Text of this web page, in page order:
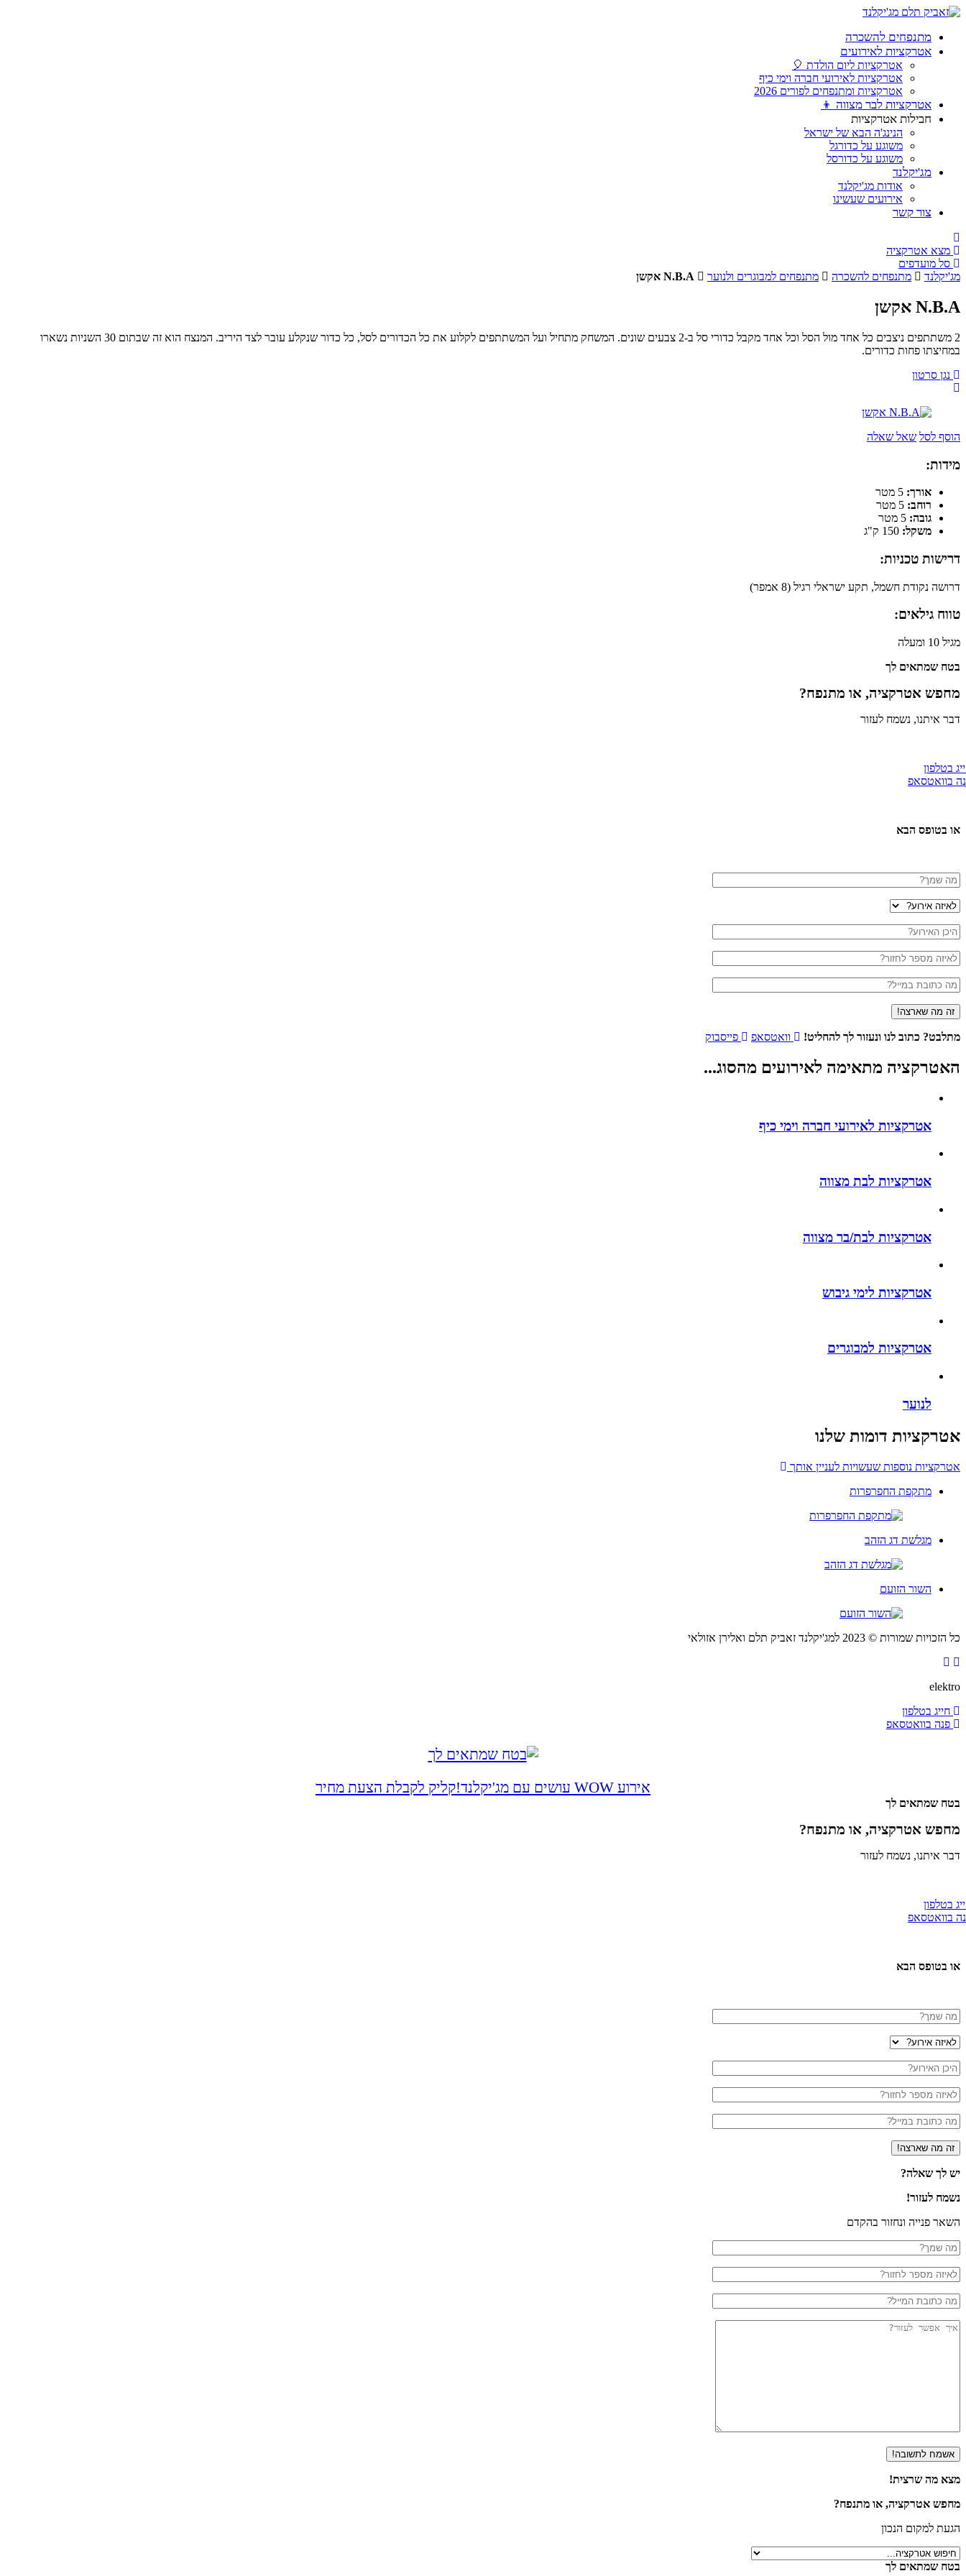
מתנפחים להשכרה
אטרקציות לאירועים
אטרקציות ליום הולדת 🎈
אטרקציות לאירועי חברה וימי כיף
אטרקציות ומתנפחים לפורים 2026
אטרקציות לבר מצווה 👦
חבילות אטרקציות
הנינג'ה הבא של ישראל
משוגע על כדורגל
משוגע על כדורסל
מג'יקלנד
אודות מג'יקלנד
אירועים שעשינו
צור קשר
מצא אטרקציה
סל מועדפים
מג'יקלנד
מתנפחים להשכרה מתנפחים למבוגרים ולנוער N.B.A אקשן
N.B.A אקשן
2 משתתפים ניצבים כל אחד מול הסל וכל אחד מקבל כדורי סל ב-2 צבעים שונים. המשחק מתחיל ועל המשתתפים לקלוע את כל הכדורים לסל, כל כדור שנקלע עובר לצד היריב. המנצח הוא זה שבתום 30 השניות נשארו
במחיצתו פחות כדורים.
נגן סרטון
הוסף לסל שאל שאלה
מידות:
אורך:
רוחב:
גובה:
משקל:
דרישות טכניות:
דרושה נקודת חשמל, תקע ישראלי רגיל (8 אמפר)
טווח גילאים:
מגיל 10 ומעלה
בטח שמתאים לך
מחפש אטרקציה, או מתנפח?
דבר איתנו, נשמח לעזור
בטלפון
בוואטסאפ
או בטופס הבא
מתלבט? כתוב לנו ונעזור לך להחליט! וואטסאפ פייסבוק
האטרקציה מתאימה לאירועים מהסוג...
אטרקציות לאירועי חברה וימי כיף
אטרקציות לבת מצווה
אטרקציות לבת/בר מצווה
אטרקציות לימי גיבוש
אטרקציות למבוגרים
לנוער
אטרקציות דומות שלנו
אטרקציות נוספות שעשויות לעניין אותך
מתקפת החפרפרות
מגלשת דג הזהב
השור הזועם
כל הזכויות שמורות © 2023 למג'יקלנד זאביק תלם ואלירן אזולאי
elektro
חייג בטלפון
פנה בוואטסאפ
אירוע WOW עושים עם מג'יקלנד! קליק לקבלת הצעת מחיר
בטח שמתאים לך
מחפש אטרקציה, או מתנפח?
דבר איתנו, נשמח לעזור
בטלפון
בוואטסאפ
או בטופס הבא
יש לך שאלה?
נשמח לעזור!
השאר פנייה ונחזור בהקדם
מצא מה שרצית!
מחפש אטרקציה, או מתנפח?
הגעת למקום הנכון
בטח שמתאים לך